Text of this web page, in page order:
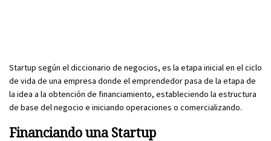
Startup según el diccionario de negocios, es la etapa inicial en el ciclo
de vida de una empresa donde el emprendedor pasa de la etapa de
la idea a la obtención de financiamiento, estableciendo la estructura
de base del negocio e iniciando operaciones o comercializando.
Financiando una Startup